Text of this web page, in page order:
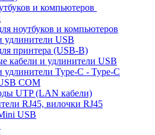
и компьютеров
ноутбуков и компьютеров
удлинители USB
принтера (USB-B)
кабели и удлинители USB
удлинители Type-C - Type-C
COM
UTP (LAN кабели)
RJ45, вилочки RJ45
USB